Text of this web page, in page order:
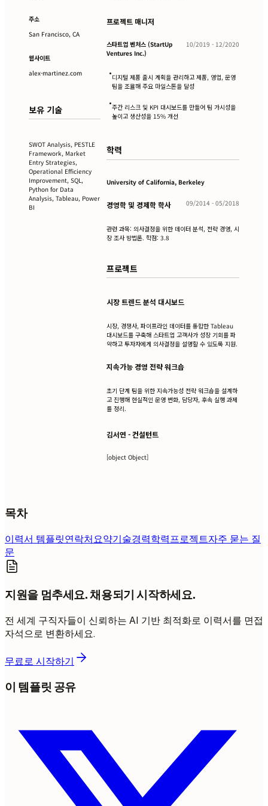
주소
San Francisco, CA
웹사이트
alex-martinez.com
보유 기술
SWOT Analysis, PESTLE
Framework, Market
Entry Strategies,
Operational Efficiency
Improvement, SQL,
Python for Data
Analysis, Tableau, Power
BI
프로젝트 매니저
스타트업 벤처스 (StartUp
Ventures Inc.)
10/2019 - 12/2020
•디지털 제품 출시 계획을 관리하고 제품, 영업, 운영
팀을 조율해 주요 마일스톤을 달성
•주간 리스크 및 KPI 대시보드를 만들어 팀 가시성을
높이고 생산성을 15% 개선
학력
University of California, Berkeley
경영학 및 경제학 학사 09/2014 - 05/2018
관련 과목: 의사결정을 위한 데이터 분석, 전략 경영, 시
장 조사 방법론. 학점: 3.8
프로젝트
시장 트렌드 분석 대시보드
시장, 경쟁사, 파이프라인 데이터를 통합한 Tableau
대시보드를 구축해 스타트업 고객사가 성장 기회를 파
악하고 투자자에게 의사결정을 설명할 수 있도록 지원.
지속가능 경영 전략 워크숍
초기 단계 팀을 위한 지속가능성 전략 워크숍을 설계하
고 진행해 현실적인 운영 변화, 담당자, 후속 실행 과제
를 정리.
김서연 - 컨설턴트
[object Object]
목차
이력서 템플릿연락처요약기술경력학력프로젝트자주 묻는 질
문
지원을 멈추세요. 채용되기 시작하세요.
전 세계 구직자들이 신뢰하는 AI 기반 최적화로 이력서를 면접
자석으로 변환하세요.
무료로 시작하기
이 템플릿 공유